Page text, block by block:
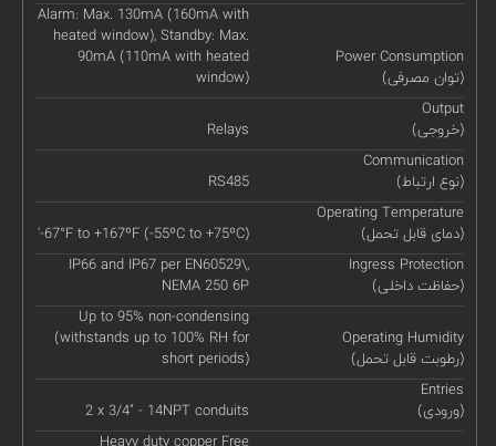
Power Consumption
(توان مصرفی)
Alarm: Max. 130mA (160mA with
heated window), Standby: Max.
90mA (110mA with heated
window)
Output
(خروجی)
Relays
Communication
(نوع ارتباط)
RS485
Operating Temperature
(دمای قابل تحمل)
'-67°F to +167ºF (-55ºC to +75ºC)
Ingress Protection
(حفاظت داخلی)
IP66 and IP67 per EN60529\,
NEMA 250 6P
Operating Humidity
(رطوبت قابل تحمل)
Up to 95% non-condensing
(withstands up to 100% RH for
short periods)
Entries
(ورودی)
2 x 3/4" - 14NPT conduits